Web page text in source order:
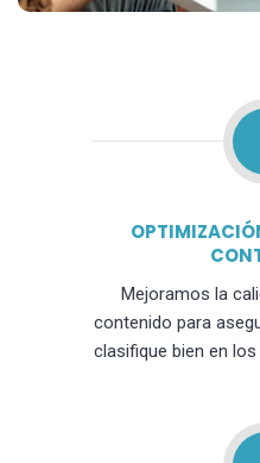
Mejoramos la
contenido para
clasifique bien en